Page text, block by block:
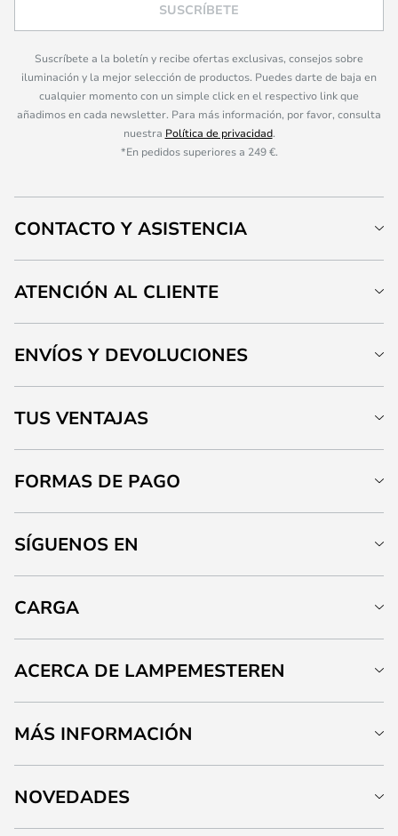
SUSCRÍBETE
Suscríbete a la boletín y recibe ofertas exclusivas, consejos sobre
iluminación y la mejor selección de productos. Puedes darte de baja en
cualquier momento con un simple click en el respectivo link que
añadimos en cada newsletter. Para más información, por favor, consulta
nuestra Política de privacidad.
*En pedidos superiores a 249 €.
CONTACTO Y ASISTENCIA
ATENCIÓN AL CLIENTE
ENVÍOS Y DEVOLUCIONES
TUS VENTAJAS
FORMAS DE PAGO
SÍGUENOS EN
CARGA
ACERCA DE LAMPEMESTEREN
MÁS INFORMACIÓN
NOVEDADES